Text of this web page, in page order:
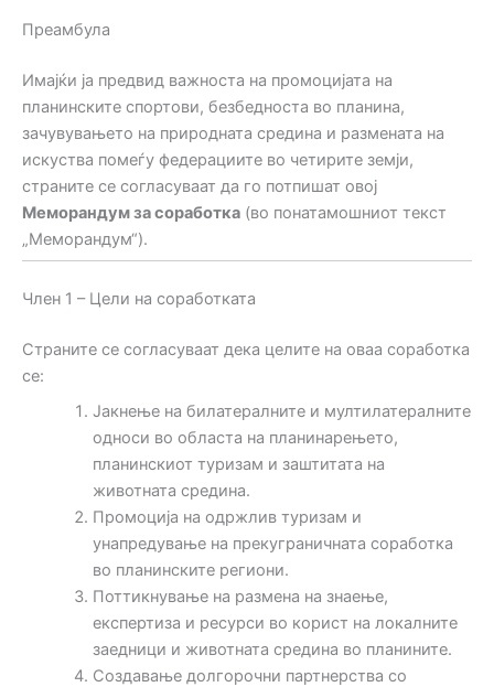
Преамбула
Имајќи ја предвид важноста на промоцијата на
планинските спортови, безбедноста во планина,
зачувувањето на природната средина и размената на
искуства помеѓу федерациите во четирите земји,
страните се согласуваат да го потпишат овој
Меморандум за соработка (во понатамошниот текст
„Меморандум“).
Член 1 – Цели на соработката
Страните се согласуваат дека целите на оваа соработка
се:
Јакнење на билатералните и мултилатералните
односи во областа на планинарењето,
планинскиот туризам и заштитата на
животната средина.
Промоција на одржлив туризам и
унапредување на прекуграничната соработка
во планинските региони.
Поттикнување на размена на знаење,
експертиза и ресурси во корист на локалните
заедници и животната средина во планините.
Создавање долгорочни партнерства со